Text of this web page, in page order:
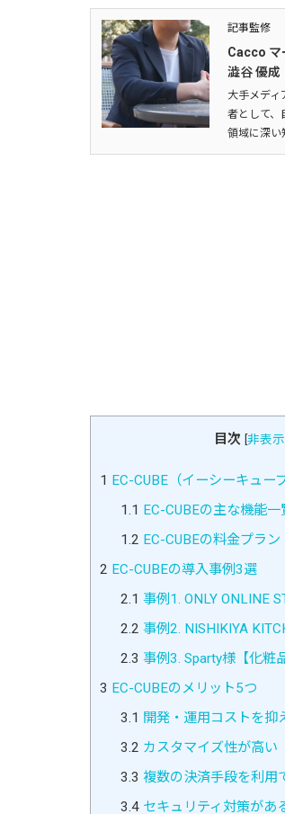
記事監修
Cacco マ
澁谷 優成
大手メデ
者として、
領域に深い
目次 [非表
1 EC-CUBE（イーシーキュー
1.1 EC-CUBEの主な機能一
1.2 EC-CUBEの料金プラン
2 EC-CUBEの導入事例3選
2.1 事例1. ONLY ONLINE
2.2 事例2. NISHIKIYA
2.3 事例3. Sparty様【化粧品
3 EC-CUBEのメリット5つ
3.1 開発・運用コストを抑
3.2 カスタマイズ性が高い
3.3 複数の決済手段を利用
3.4セキュリティ対策があ